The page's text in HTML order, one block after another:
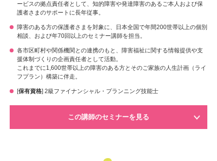
ービスの拠点責任者として、知的障害や発達障害のあるご本人および保
護者さまのサポートに長年従事。
障害のある方の保護者さまを対象に、日本全国で年間200世帯以上の個別
相談、および年70回以上のセミナー講師を担当。
各市区町村や関係機関との連携のもと、障害福祉に関する情報提供や支
援体制づくりの企画責任者として活動。
これまでに1,600世帯以上の障害のある方とそのご家族の人生計画（ライ
フプラン）構築に伴走。
[保有資格] 2級ファイナンシャル・プランニング技能士
この講師のセミナーを見る